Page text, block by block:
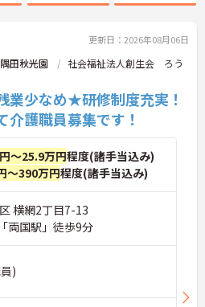
更新日：2026年08月06日
田秋光園
社会福祉法人創生会 ろう
業少なめ★研修制度充実！
介護職員募集です！
～25.9万円程度(諸手当込み)
～390万円程度(諸手当込み)
横網2丁目7-13
両国駅」徒歩9分
)